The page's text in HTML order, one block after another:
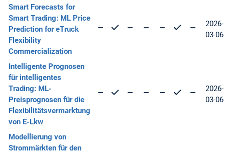
Smart Forecasts for
Smart Trading: ML Price
Prediction for eTruck
Flexibility
Commercialization
2026-
03-06
Intelligente Prognosen
für intelligentes
Trading: ML-
Preisprognosen für die
Flexibilitätsvermarktung
von E-Lkw
2026-
03-06
Modellierung von
Strommärkten für den